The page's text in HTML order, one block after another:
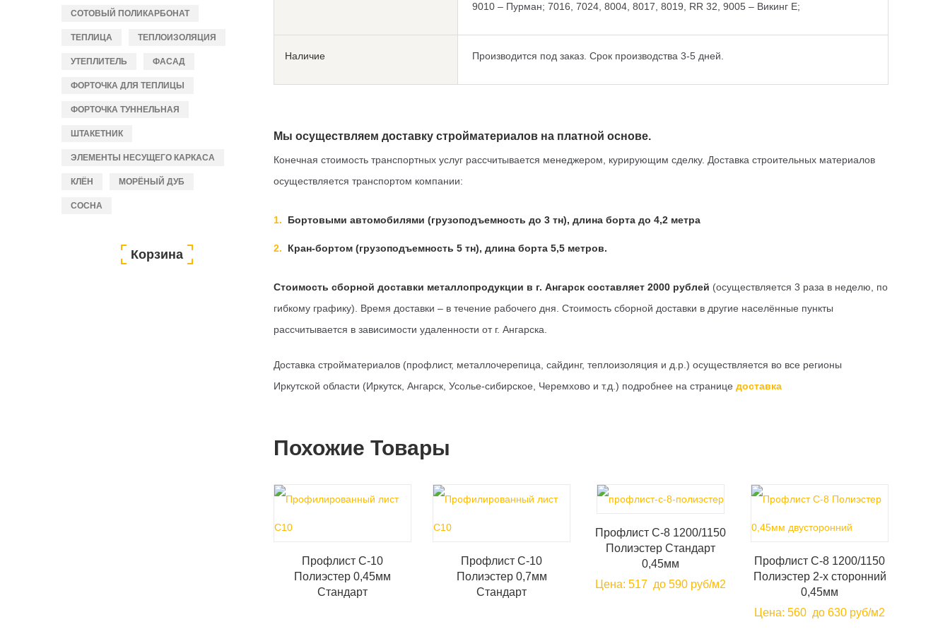
9010 – Пурман; 7016, 7024, 8004, 8017, 8019, RR 32, 9005 – Викинг Е;
Наличие Производится под заказ. Срок производства 3-5 дней.
Мы осуществляем доставку стройматериалов на платной основе.
Конечная стоимость транспортных услуг рассчитывается менеджером, курирующим сделку. Доставка строительных материалов
осуществляется транспортом компании:
Бортовыми автомобилями (грузоподъемность до 3 тн), длина борта до 4,2 метра
Кран-бортом (грузоподъемность 5 тн), длина борта 5,5 метров.
Стоимость сборной доставки металлопродукции в г. Ангарск составляет 2000 рублей (осуществляется 3 раза в неделю, по
гибкому графику). Время доставки – в течение рабочего дня. Стоимость сборной доставки в другие населённые пункты
рассчитывается в зависимости удаленности от г. Ангарска.
Доставка стройматериалов (профлист, металлочерепица, сайдинг, теплоизоляция и д.р.) осуществляется во все регионы
Иркутской области (Иркутск, Ангарск, Усолье-сибирское, Черемхово и т.д.) подробнее на странице доставка
Похожие Товары
Профлист С-10
Полиэстер 0,45мм
Стандарт
Профлист С-10
Полиэстер 0,7мм
Стандарт
Профлист С-8 1200/1150
Полиэстер Стандарт
0,45мм
Цена: 517 до 590 руб/м2
Профлист С-8 1200/1150
Полиэстер 2-х сторонний
0,45мм
Цена: 560 до 630 руб/м2
СОТОВЫЙ ПОЛИКАРБОНАТ
ТЕПЛИЦА ТЕПЛОИЗОЛЯЦИЯ
УТЕПЛИТЕЛЬ ФАСАД
ФОРТОЧКА ДЛЯ ТЕПЛИЦЫ
ФОРТОЧКА ТУННЕЛЬНАЯ
ШТАКЕТНИК
ЭЛЕМЕНТЫ НЕСУЩЕГО КАРКАСА
КЛЁН МОРЁНЫЙ ДУБ
СОСНА
Корзина